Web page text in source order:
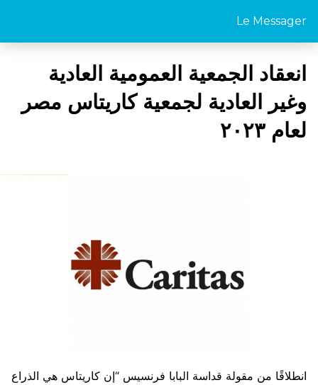
Le Messager
انعقاد الجمعية العمومية العادية
وغير العادية لجمعية كاريتاس مصر
لعام ٢٠٢٣
انطلاقًا من مقولة قداسة البابا فرنسيس “إن كاريتاس هي الذراع